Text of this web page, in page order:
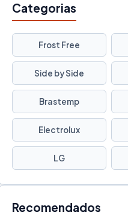
Categorias
Frost Free
Side by Side
Brastemp
Electrolux
LG
Recomendados